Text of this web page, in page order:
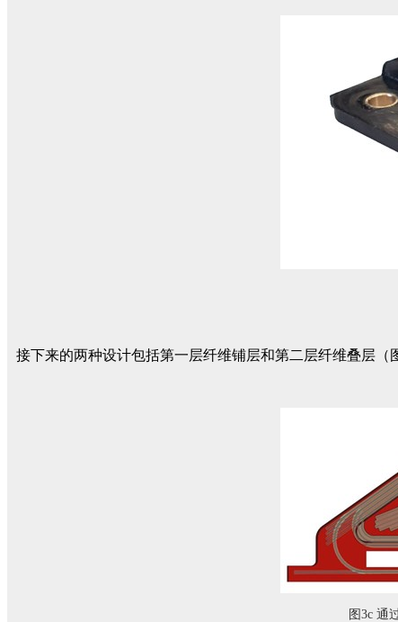
接下来的两种设计包括第一层纤维铺层和第二层纤维叠层
图3c 通